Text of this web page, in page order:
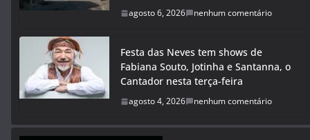
agosto 6, 2026 nenhum comentário
Festa das Neves tem shows de
Fabiana Souto, Jotinha e Santanna, o
Cantador nesta terça-feira
agosto 4, 2026 nenhum comentário